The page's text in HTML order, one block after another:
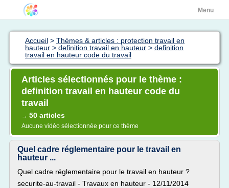
Menu
Accueil > Thèmes & articles : protection travail en
hauteur > definition travail en hauteur > definition
travail en hauteur code du travail
Articles sélectionnés pour le thème :
definition travail en hauteur code du
travail
→ 50 articles
Aucune vidéo sélectionnée pour ce thème
Quel cadre réglementaire pour le travail en
hauteur ...
Quel cadre réglementaire pour le travail en hauteur ?
securite-au-travail - Travaux en hauteur - 12/11/2014